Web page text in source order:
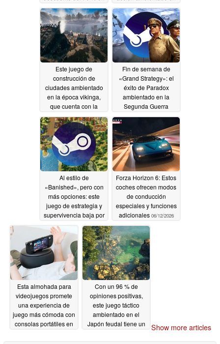
Steam06/15/2026
un mundo de fantasía
tiene un descuento del
85 % en Steam
06/14/2026
Este juego de
construcción de
ciudades ambientado
en la época vikinga,
que cuenta con la
aprobación del 69 %
de los jugadores, tiene
un descuento del 70 %
en Steam 06/13/2026
Fin de semana de
«Grand Strategy»: el
éxito de Paradox
ambientado en la
Segunda Guerra
Mundial está
disponible de forma
gratuita por tiempo
limitado en Steam
06/12/2026
Al estilo de
«Banished», pero con
más opciones: este
juego de estrategia y
supervivencia baja por
primera vez de los 5
dólares en Steam
06/12/2026
Forza Horizon 6: Estos
coches ofrecen modos
de conducción
especiales y funciones
adicionales 06/12/2026
Esta almohada para
videojuegos promete
una experiencia de
juego más cómoda con
consolas portátiles en
Con un 96 % de
opiniones positivas,
este juego táctico
ambientado en el
Japón feudal tiene un
Show more articles